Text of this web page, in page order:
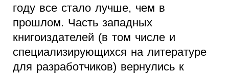
году все стало лучше, чем в
прошлом. Часть западных
книгоиздателей (в том числе и
специализирующихся на литературе
для разработчиков) вернулись к